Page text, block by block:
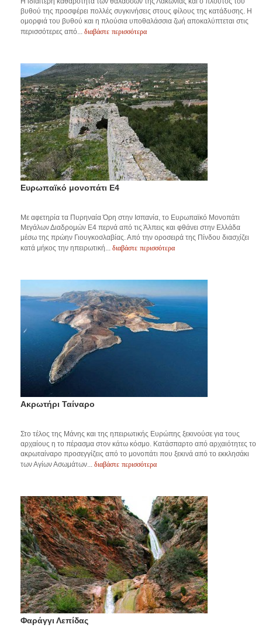
βυθού της προσφέρει πολλές συγκινήσεις στους φίλους της κατάδυσης. Η
ομορφιά του βυθού και η πλούσια υποθαλάσσια ζωή αποκαλύπτεται στις
περισσότερες από... διαβάστε περισσότερα
Ευρωπαϊκό μονοπάτι Ε4
Με αφετηρία τα Πυρηναία Όρη στην Ισπανία, το Ευρωπαϊκό Μονοπάτι
Μεγάλων Διαδρομών Ε4 περνά από τις Άλπεις και φθάνει στην Ελλάδα
μέσω της πρώην Γιουγκοσλαβίας. Από την οροσειρά της Πίνδου διασχίζει
κατά μήκος την ηπειρωτική... διαβάστε περισσότερα
Ακρωτήρι Ταίναρο
Στο τέλος της Μάνης και της ηπειρωτικής Ευρώπης ξεκινούσε για τους
αρχαίους η το πέρασμα στον κάτω κόσμο. Κατάσπαρτο από αρχαιότητες το
ακρωταίναρο προσεγγίζεις από το μονοπάτι που ξεκινά από το εκκλησάκι
των Αγίων Ασωμάτων... διαβάστε περισσότερα
Φαράγγι Λεπίδας